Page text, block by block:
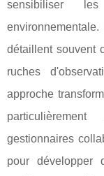
sensibiliser
détaillent souvent
ruches
approche
gestionnaires
pour développer